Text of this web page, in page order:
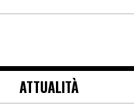
ATTUALITÀ